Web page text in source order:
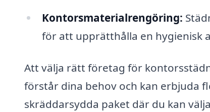
Kontorsmaterialrengöring:
för att upprätthålla en hygienisk
Att välja rätt företag för
förstår dina behov och kan erbjuda
skräddarsydda paket där du kan